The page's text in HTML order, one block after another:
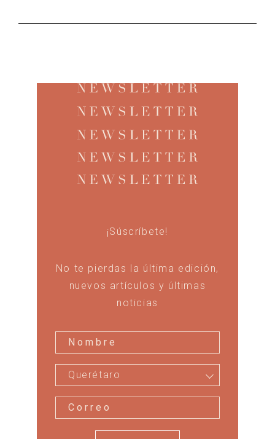
¡Súscríbete!
No te pierdas la última edición,
nuevos artículos y últimas
noticias
Querétaro